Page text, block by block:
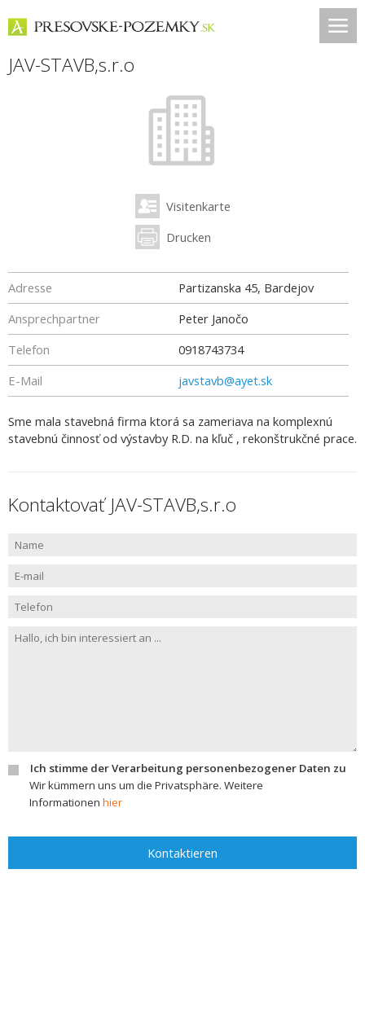
JAV-STAVB,s.r.o
Visitenkarte
Drucken
Adresse
Partizanska 45, Bardejov
Ansprechpartner
Peter Janočo
Telefon
0918743734
E-Mail
javstavb@ayet.sk
Sme mala stavebná firma ktorá sa zameriava na komplexnú
stavebnú činnosť od výstavby R.D. na kľuč , rekonštrukčné prace.
Kontaktovať JAV-STAVB,s.r.o
Ich stimme der Verarbeitung personenbezogener Daten zu
Wir kümmern uns um die Privatsphäre. Weitere
Informationen hier
Kontaktieren